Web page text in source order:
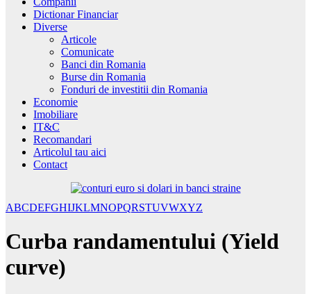
Dictionar Financiar
Diverse
Articole
Comunicate
Banci din Romania
Burse din Romania
Fonduri de investitii din Romania
Economie
Imobiliare
IT&C
Recomandari
Articolul tau aici
Contact
ABCDEFGHIJKLMNOPQRSTUVWXYZ
Curba randamentului (Yield
curve)